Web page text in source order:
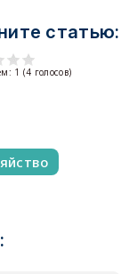
статью:
1 (4 голосов)